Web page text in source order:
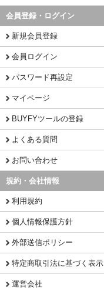
会員登録・ログイン
新規会員登録
会員ログイン
パスワード再設定
マイページ
BUYFYツールの登録
よくある質問
お問い合わせ
規約・会社情報
利用規約
個人情報保護方針
外部送信ポリシー
特定商取引法に基づく表示
運営会社